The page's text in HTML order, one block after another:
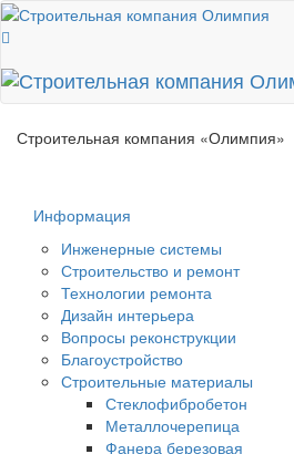
Строительная компания «Олимпия»
Информация
Инженерные системы
Строительство и ремонт
Технологии ремонта
Дизайн интерьера
Вопросы реконструкции
Благоустройство
Строительные материалы
Стеклофибробетон
Металлочерепица
Фанера березовая